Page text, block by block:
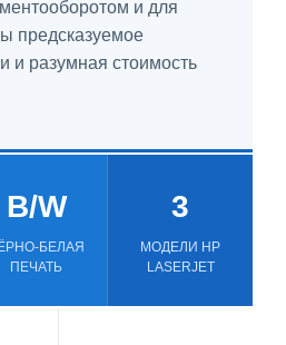
и для
предсказуемое
и разумная стоимость
B/W
БЕЛАЯ
ПЕЧАТЬ
3
МОДЕЛИ HP
LASERJET